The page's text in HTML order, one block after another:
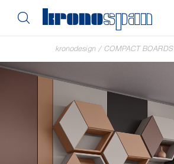
kronodesign / COMPACT BOARDS